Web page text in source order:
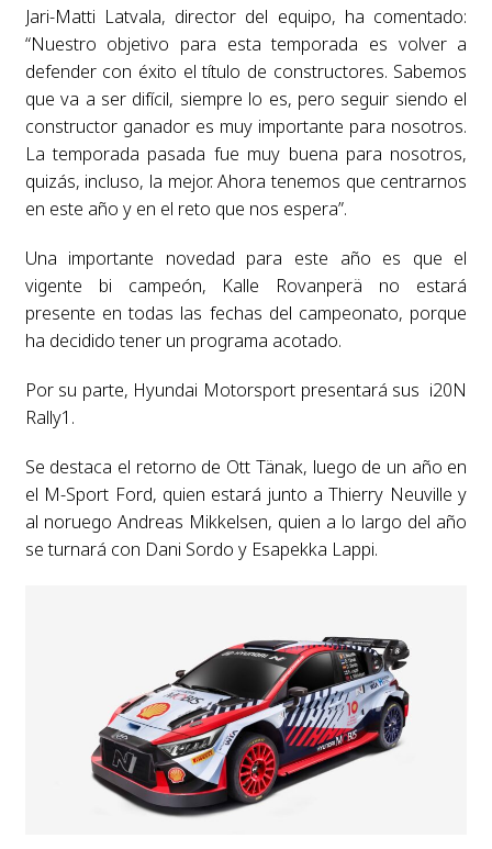
Jari-Matti Latvala, director del equipo, ha comentado:
“Nuestro objetivo para esta temporada es volver a
defender con éxito el título de constructores. Sabemos
que va a ser difícil, siempre lo es, pero seguir siendo el
constructor ganador es muy importante para nosotros.
La temporada pasada fue muy buena para nosotros,
quizás, incluso, la mejor. Ahora tenemos que centrarnos
en este año y en el reto que nos espera”.
Una importante novedad para este año es que el
vigente bi campeón, Kalle Rovanperä no estará
presente en todas las fechas del campeonato, porque
ha decidido tener un programa acotado.
Por su parte, Hyundai Motorsport presentará sus i20N
Rally1.
Se destaca el retorno de Ott Tänak, luego de un año en
el M-Sport Ford, quien estará junto a Thierry Neuville y
al noruego Andreas Mikkelsen, quien a lo largo del año
se turnará con Dani Sordo y Esapekka Lappi.